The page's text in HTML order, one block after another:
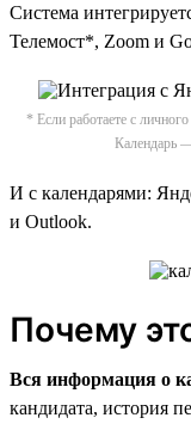
Система
Телемост*, Zoom и
* Если работаете с
Календарь
И с календарями:
и Outlook.
Почему
Вся информация о
кандидата, история